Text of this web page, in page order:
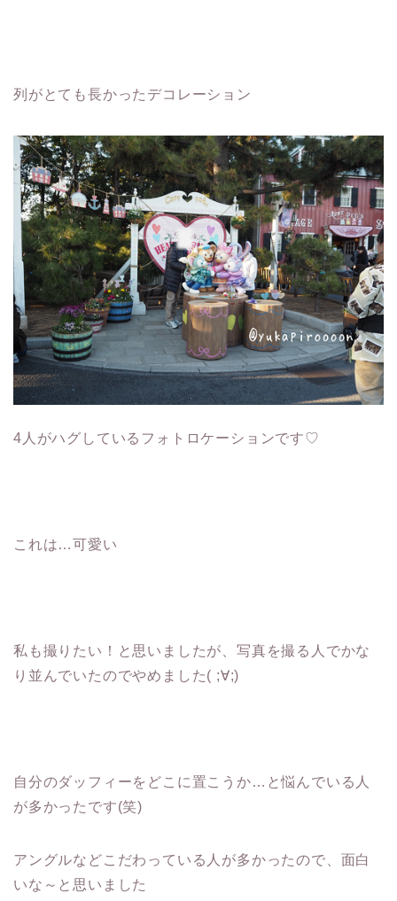
列がとても長かったデコレーション
4人がハグしているフォトロケーションです♡
これは…可愛い
私も撮りたい！と思いましたが、写真を撮る人でかな
り並んでいたのでやめました( ;∀;)
自分のダッフィーをどこに置こうか…と悩んでいる人
が多かったです(笑)
アングルなどこだわっている人が多かったので、面白
いな～と思いました